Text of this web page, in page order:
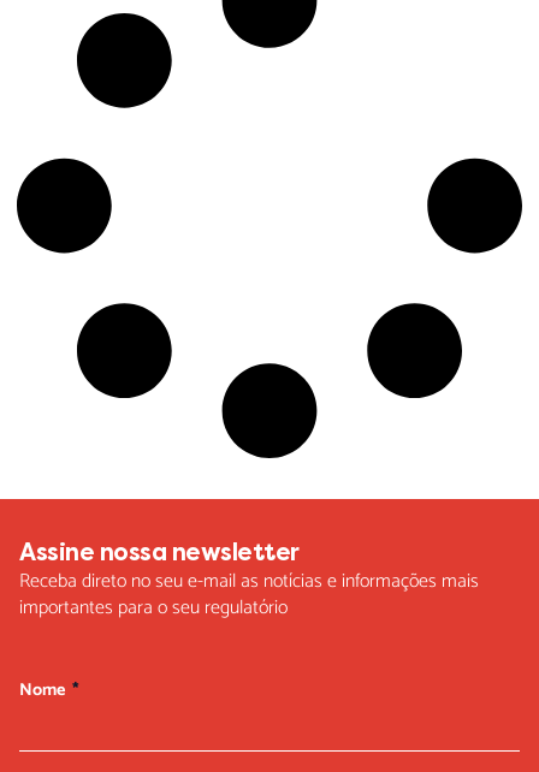
Assine nossa newsletter
Receba direto no seu e-mail as notícias e informações mais
importantes para o seu regulatório
Nome